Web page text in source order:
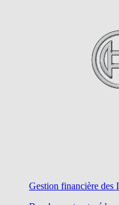
Gestion financière des